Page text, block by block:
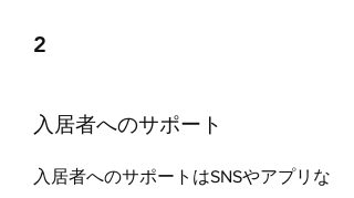
2
​入居者へのサポート
入居者へのサポートはSNSやアプリな